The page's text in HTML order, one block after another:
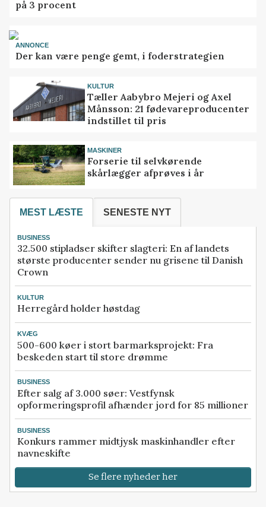
på 3 procent
ANNONCE
Der kan være penge gemt, i foderstrategien
KULTUR
Tæller Aabybro Mejeri og Axel
Månsson: 21 fødevareproducenter
indstillet til pris
MASKINER
Forserie til selvkørende
skårlægger afprøves i år
MEST LÆSTE SENESTE NYT
BUSINESS
32.500 stipladser skifter slagteri: En af landets
største producenter sender nu grisene til Danish
Crown
KULTUR
Herregård holder høstdag
KVÆG
500-600 køer i stort barmarksprojekt: Fra
beskeden start til store drømme
BUSINESS
Efter salg af 3.000 søer: Vestfynsk
opformeringsprofil afhænder jord for 85 millioner
BUSINESS
Konkurs rammer midtjysk maskinhandler efter
navneskifte
Se flere nyheder her